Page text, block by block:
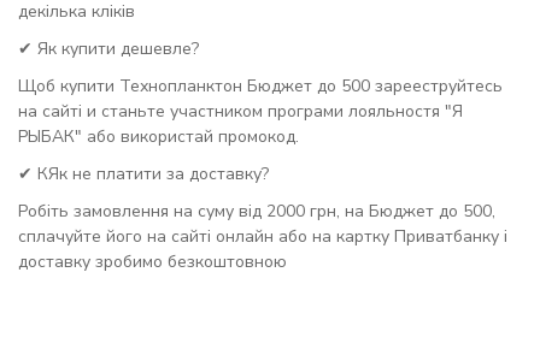
декілька кліків
✔ Як купити дешевле?
Щоб купити Технопланктон Бюджет до 500 зарееструйтесь
на сайті и станьте участником програми лояльностя "Я
РЫБАК" або використай промокод.
✔ КЯк не платити за доставку?
Робіть замовлення на суму від 2000 грн, на Бюджет до 500,
сплачуйте його на сайті онлайн або на картку Приватбанку і
доставку зробимо безкоштовною